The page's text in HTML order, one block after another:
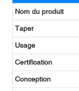
Nom du produit
Taper
Usage
Certification
Conception